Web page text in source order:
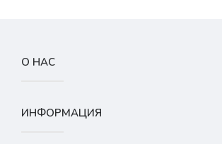
О НАС
ИНФОРМАЦИЯ